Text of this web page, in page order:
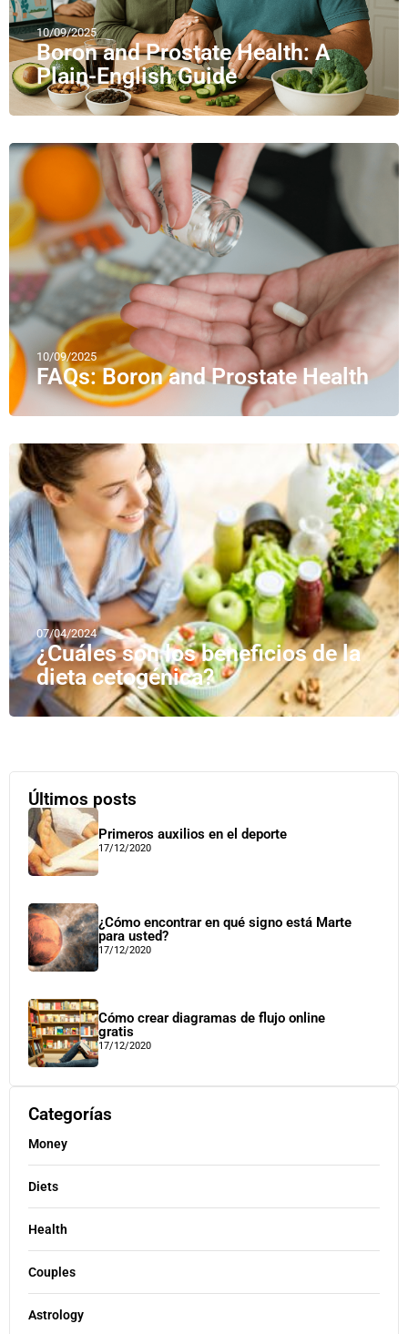
10/09/2025
Boron and Prostate Health: A
Plain-English Guide
10/09/2025
FAQs: Boron and Prostate Health
07/04/2024
¿Cuáles son los beneficios de la
dieta cetogénica?
Últimos posts
Primeros auxilios en el deporte
17/12/2020
¿Cómo encontrar en qué signo está Marte
para usted?
17/12/2020
Cómo crear diagramas de flujo online
gratis
17/12/2020
Categorías
Money
Diets
Health
Couples
Astrology